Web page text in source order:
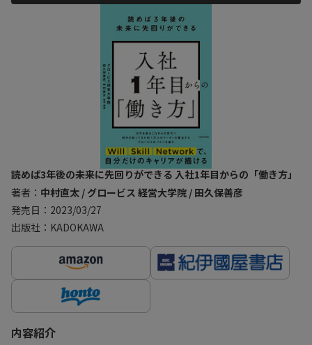
読めば3年後の未来に先回りができる 入社1年目からの「働き方」
著者： 中村直太 / グロービス 経営大学院 / 田久保善彦
発売日：2023/03/27
出版社：KADOKAWA
内容紹介